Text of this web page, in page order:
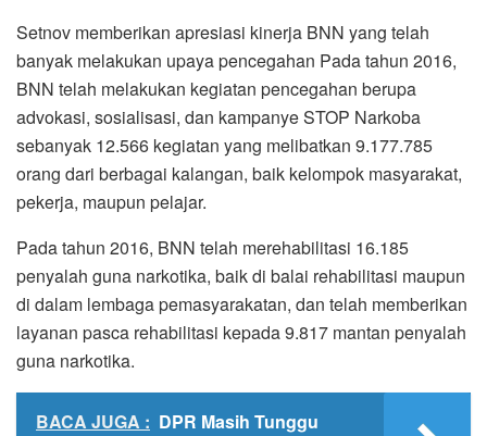
Setnov memberikan apresiasi kinerja BNN yang telah
banyak melakukan upaya pencegahan Pada tahun 2016,
BNN telah melakukan kegiatan pencegahan berupa
advokasi, sosialisasi, dan kampanye STOP Narkoba
sebanyak 12.566 kegiatan yang melibatkan 9.177.785
orang dari berbagai kalangan, baik kelompok masyarakat,
pekerja, maupun pelajar.
Pada tahun 2016, BNN telah merehabilitasi 16.185
penyalah guna narkotika, baik di balai rehabilitasi maupun
di dalam lembaga pemasyarakatan, dan telah memberikan
layanan pasca rehabilitasi kepada 9.817 mantan penyalah
guna narkotika.
BACA JUGA : DPR Masih Tunggu